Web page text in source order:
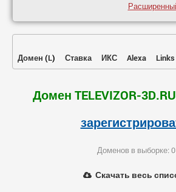
Домен (L) Ставка ИКС Alexa Links
Домен TELEVIZOR-
Доменов в выборке: 0
Скачать весь